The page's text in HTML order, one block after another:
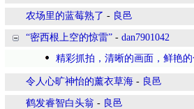
农场里的蓝莓熟了 - 良邑
“密西根上空的惊雷” - dan7901042
精彩抓拍，清晰的画面，鲜艳的
令人心旷神怡的薰衣草海 - 良邑
鹤发睿智白头翁 - 良邑